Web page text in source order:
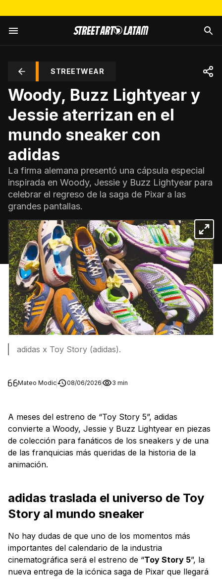
STREETWEAR
Woody, Buzz Lightyear y
Jessie aterrizan en el
mundo sneaker con
adidas
La firma alemana presentó una cápsula especial
inspirada en Woody, Jessie y Buzz Lightyear para
celebrar el regreso de la saga de Pixar a las
grandes pantallas.
adidas x Toy Story (adidas).
Mateo Modic 08/06/2026 3 min
A meses del estreno de “Toy Story 5”, adidas
convierte a Woody, Jessie y Buzz Lightyear en piezas
de colección para fanáticos de los sneakers y de una
de las franquicias más queridas de la historia de la
animación.
adidas traslada el universo de Toy
Story al mundo sneaker
No hay dudas de que uno de los momentos más
importantes del calendario de la industria
cinematográfica será el estreno de “Toy Story 5”, la
nueva entrega de la icónica saga de Pixar que llegará